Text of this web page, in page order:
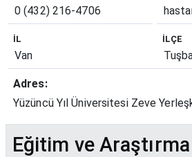
0 (432) 216-4706
İL
Van
İLÇE
Adres:
Yüzüncü Yıl Üniversitesi Zeve
Eğitim ve